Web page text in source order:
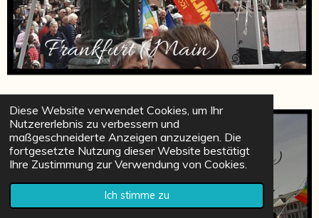
Diese Website verwendet Cookies, um Ihr
Nutzererlebnis zu verbessern und
maßgeschneiderte Anzeigen anzuzeigen. Die
fortgesetzte Nutzung dieser Website bestätigt
Ihre Zustimmung zur Verwendung von Cookies.
Ich stimme zu